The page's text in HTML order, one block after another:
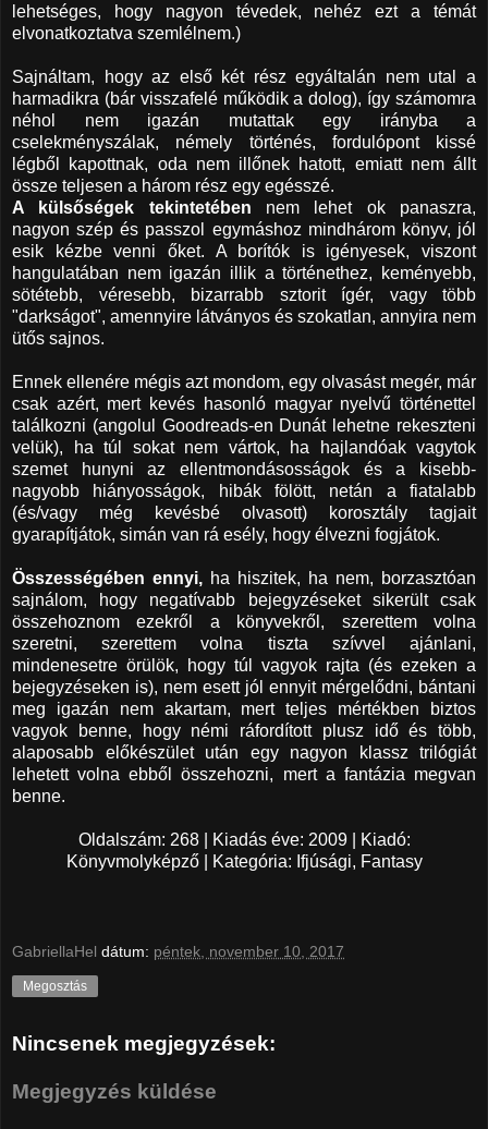
lehetséges, hogy nagyon tévedek, nehéz ezt a témát
elvonatkoztatva szemlélnem.)
Sajnáltam, hogy az első két rész egyáltalán nem utal a
harmadikra (bár visszafelé működik a dolog), így számomra
néhol nem igazán mutattak egy irányba a
cselekményszálak, némely történés, fordulópont kissé
légből kapottnak, oda nem illőnek hatott, emiatt nem állt
össze teljesen a három rész egy egésszé.
A külsőségek tekintetében nem lehet ok panaszra,
nagyon szép és passzol egymáshoz mindhárom könyv, jól
esik kézbe venni őket. A borítók is igényesek, viszont
hangulatában nem igazán illik a történethez, keményebb,
sötétebb, véresebb, bizarrabb sztorit ígér, vagy több
"darkságot", amennyire látványos és szokatlan, annyira nem
ütős sajnos.
Ennek ellenére mégis azt mondom, egy olvasást megér, már
csak azért, mert kevés hasonló magyar nyelvű történettel
találkozni (angolul Goodreads-en Dunát lehetne rekeszteni
velük), ha túl sokat nem vártok, ha hajlandóak vagytok
szemet hunyni az ellentmondásosságok és a kisebb-
nagyobb hiányosságok, hibák fölött, netán a fiatalabb
(és/vagy még kevésbé olvasott) korosztály tagjait
gyarapítjátok, simán van rá esély, hogy élvezni fogjátok.
Összességében ennyi, ha hiszitek, ha nem, borzasztóan
sajnálom, hogy negatívabb bejegyzéseket sikerült csak
összehoznom ezekről a könyvekről, szerettem volna
szeretni, szerettem volna tiszta szívvel ajánlani,
mindenesetre örülök, hogy túl vagyok rajta (és ezeken a
bejegyzéseken is), nem esett jól ennyit mérgelődni, bántani
meg igazán nem akartam, mert teljes mértékben biztos
vagyok benne, hogy némi ráfordított plusz idő és több,
alaposabb előkészület után egy nagyon klassz trilógiát
lehetett volna ebből összehozni, mert a fantázia megvan
benne.
Oldalszám: 268 | Kiadás éve: 2009 | Kiadó:
Könyvmolyképző | Kategória: Ifjúsági, Fantasy
GabriellaHel dátum: péntek, november 10, 2017
Megosztás
Nincsenek megjegyzések:
Megjegyzés küldése